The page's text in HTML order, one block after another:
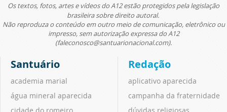
Os textos, fotos, artes e vídeos do A12 estão protegidos pela legislação
brasileira sobre direito autoral.
Não reproduza o conteúdo em outro meio de comunicação, eletrônico ou
impresso, sem autorização expressa do A12
(faleconosco@santuarionacional.com).
Santuário
academia marial
água mineral aparecida
Redação
aplicativo aparecida
campanha da fraternidade